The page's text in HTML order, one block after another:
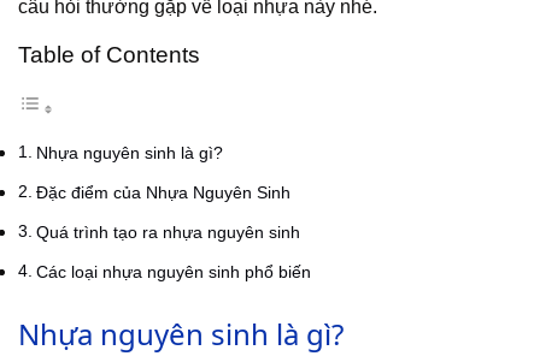
câu hỏi thường gặp về loại nhựa này nhé.
Table of Contents
Nhựa nguyên sinh là gì?
Đặc điểm của Nhựa Nguyên Sinh
Quá trình tạo ra nhựa nguyên sinh
Các loại nhựa nguyên sinh phổ biến
Nhựa nguyên sinh là gì?